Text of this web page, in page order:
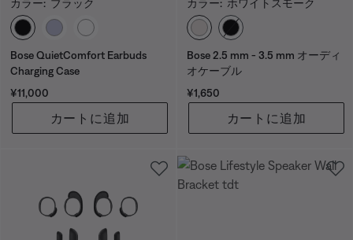
カラー: ブラック
カラーの選択
Bose QuietComfort Earbuds
Charging Case
価格:
¥11,000
カートに追加
カラー: ホワイトスモーク
カラーの選択
Bose 2.5 mm - 3.5 mm オーディ
オケーブル
価格:
¥1,650
カートに追加